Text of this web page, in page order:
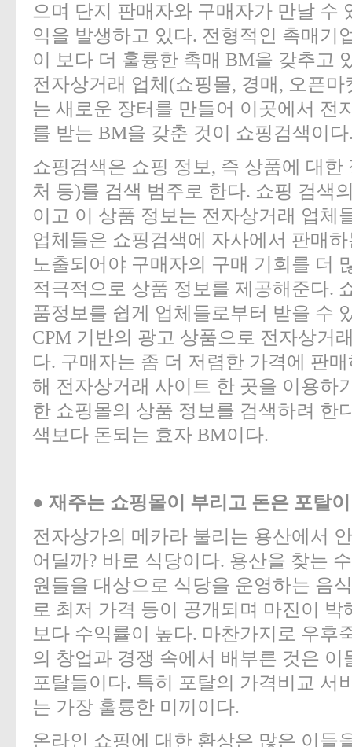
으며 단지 판매자와 구매자가 만날 수
익을 발생하고 있다. 전형적인 촉매기
이 보다 더 훌륭한 촉매 BM을 갖추고
전자상거래 업체(쇼핑몰, 경매, 오픈
는 새로운 장터를 만들어 이곳에서 전
를 받는 BM을 갖춘 것이 쇼핑검색이다
쇼핑검색은 쇼핑 정보, 즉 상품에 대
처 등)를 검색 범주로 한다. 쇼핑 검색
이고 이 상품 정보는 전자상거래 업체
업체들은 쇼핑검색에 자사에서 판매
노출되어야 구매자의 구매 기회를 더
적극적으로 상품 정보를 제공해준다.
품정보를 쉽게 업체들로부터 받을 수
CPM 기반의 광고 상품으로 전자상거
다. 구매자는 좀 더 저렴한 가격에 판
해 전자상거래 사이트 한 곳을 이용하
한 쇼핑몰의 상품 정보를 검색하려 한
색보다 돈되는 효자 BM이다.
● 재주는 쇼핑몰이 부리고 돈은 포탈
전자상가의 메카라 불리는 용산에서
어딜까? 바로 식당이다. 용산을 찾는
원들을 대상으로 식당을 운영하는 음
로 최저 가격 등이 공개되며 마진이
보다 수익률이 높다. 마찬가지로 우후
의 창업과 경쟁 속에서 배부른 것은
포탈들이다. 특히 포탈의 가격비교 서
는 가장 훌륭한 미끼이다.
온라인 쇼핑에 대한 환상은 많은 이들